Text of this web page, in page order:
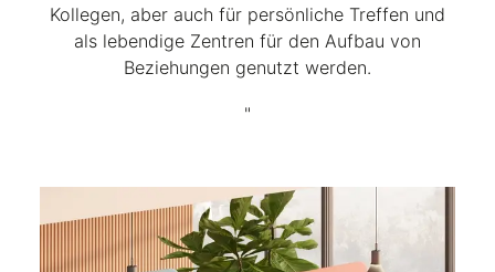
Kollegen, aber auch für persönliche Treffen und
als lebendige Zentren für den Aufbau von
Beziehungen genutzt werden.
"